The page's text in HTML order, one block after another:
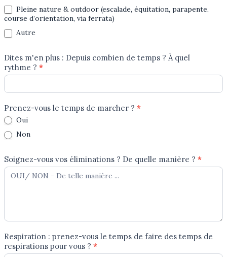
Pleine nature & outdoor (escalade, équitation, parapente,
course d’orientation, via ferrata)
Autre
Dites m'en plus : Depuis combien de temps ? À quel
rythme ? *
Prenez-vous le temps de marcher ? *
Oui
Non
Soignez-vous vos éliminations ? De quelle manière ? *
Respiration : prenez-vous le temps de faire des temps de
respirations pour vous ? *